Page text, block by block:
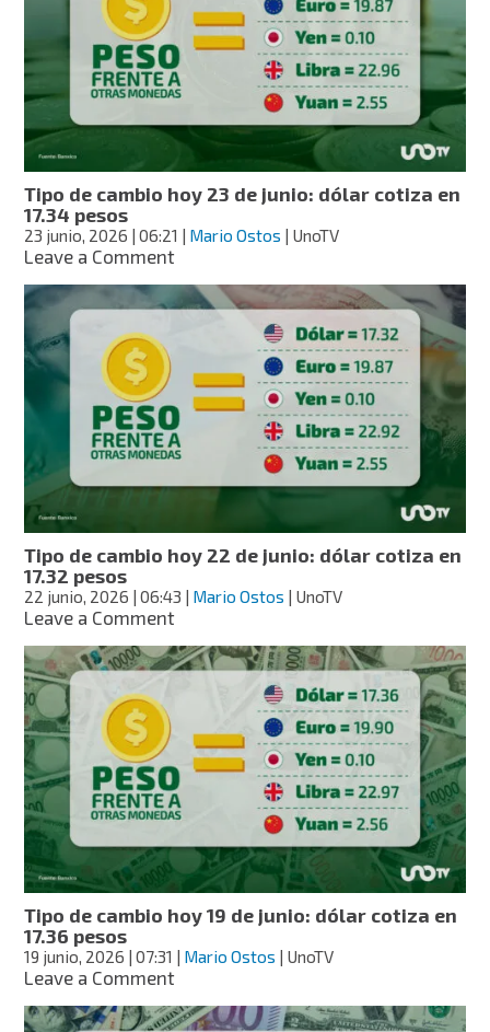
de
junio:
dólar
cotiza
17.55
Tipo de cambio hoy 23 de junio: dólar cotiza en
17.34 pesos
23 junio, 2026 | 06:21 | Mario Ostos | UnoTV
Leave a Commenton
de
de
junio:
dólar
cotiza
17.34
Tipo de cambio hoy 22 de junio: dólar cotiza en
17.32 pesos
22 junio, 2026 | 06:43 | Mario Ostos | UnoTV
Leave a Commenton
de
de
junio:
dólar
cotiza
17.32
pesos
Tipo de cambio hoy 19 de junio: dólar cotiza en
17.36 pesos
19 junio, 2026 | 07:31 Mario Ostos | UnoTV
Leave a Commenton
de